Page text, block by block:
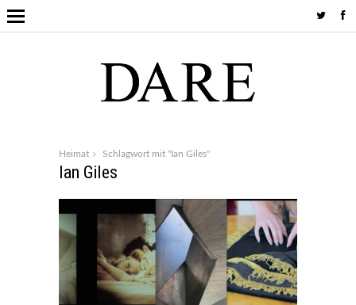
Heimat Schlagwort mit "Ian Giles"
Ian Giles